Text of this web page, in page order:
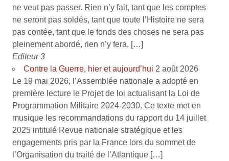
ne veut pas passer. Rien n’y fait, tant que les comptes
ne seront pas soldés, tant que toute l’Histoire ne sera
pas contée, tant que le fonds des choses ne sera pas
pleinement abordé, rien n’y fera, […]
Editeur 3
Contre la Guerre, hier et aujourd’hui 2 août 2026
Le 19 mai 2026, l’Assemblée nationale a adopté en
première lecture le Projet de loi actualisant la Loi de
Programmation Militaire 2024-2030. Ce texte met en
musique les recommandations du rapport du 14 juillet
2025 intitulé Revue nationale stratégique et les
engagements pris par la France lors du sommet de
l’Organisation du traité de l’Atlantique […]